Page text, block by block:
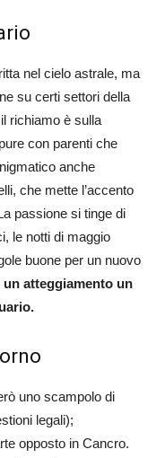
nel cielo astrale, ma
su certi settori della
richiamo è sulla
con parenti che
anche
che mette l’accento
passione si tinge di
le notti di maggio
buone per un nuovo
un atteggiamento un
uno scampolo di
legali);
opposto in Cancro.